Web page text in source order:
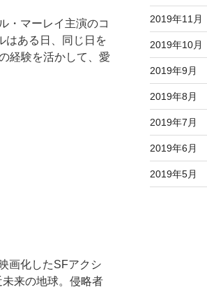
・マーレイ主演のコ
はある日、同じ日を
経験を活かして、愛
画化したSFアクシ
来の地球。侵略者
2019年11月
2019年10月
2019年9月
2019年8月
2019年7月
2019年6月
2019年5月